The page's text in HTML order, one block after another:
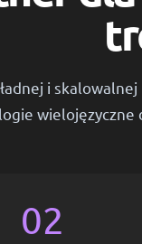
i
wielojęzyczne
02